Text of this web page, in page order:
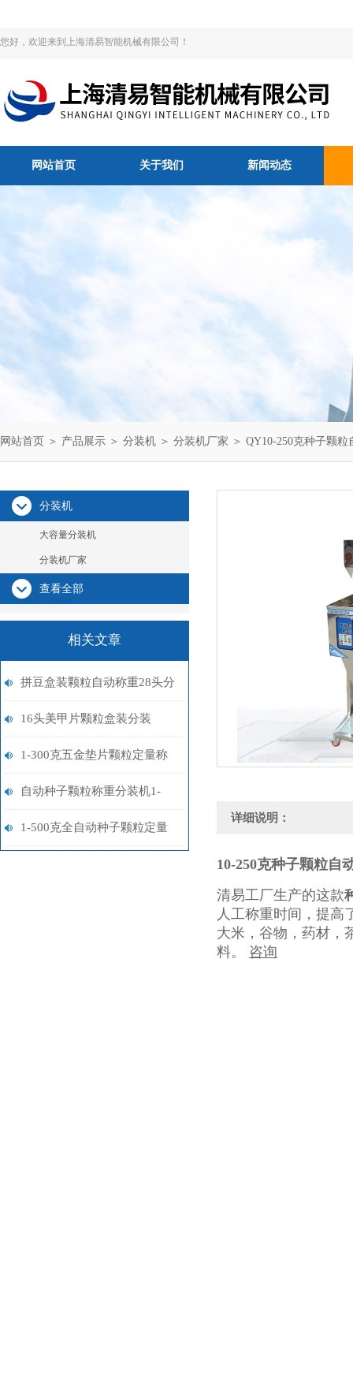
您好，欢迎来到上海清易智能机械有限公司！
网站首页 关于我们 新闻动态
网站首页 ＞ 产品展示 ＞ 分装机 ＞ 分装机厂家 ＞ QY10-250克种子颗
分装机
大容量分装机
分装机厂家
查看全部
相关文章
拼豆盒装颗粒自动称重28头分
装机厂家定制
16头美甲片颗粒盒装分装
机/24头软陶片颗粒分装机厂
家
1-300克五金垫片颗粒定量称
重分装机厂家
自动种子颗粒称重分装机1-
500克
1-500克全自动种子颗粒定量
详细说明：
10-250克种子颗粒自
清易工厂生产的这款
人工称重时间，提高
大米，谷物，药材，
料。 咨询